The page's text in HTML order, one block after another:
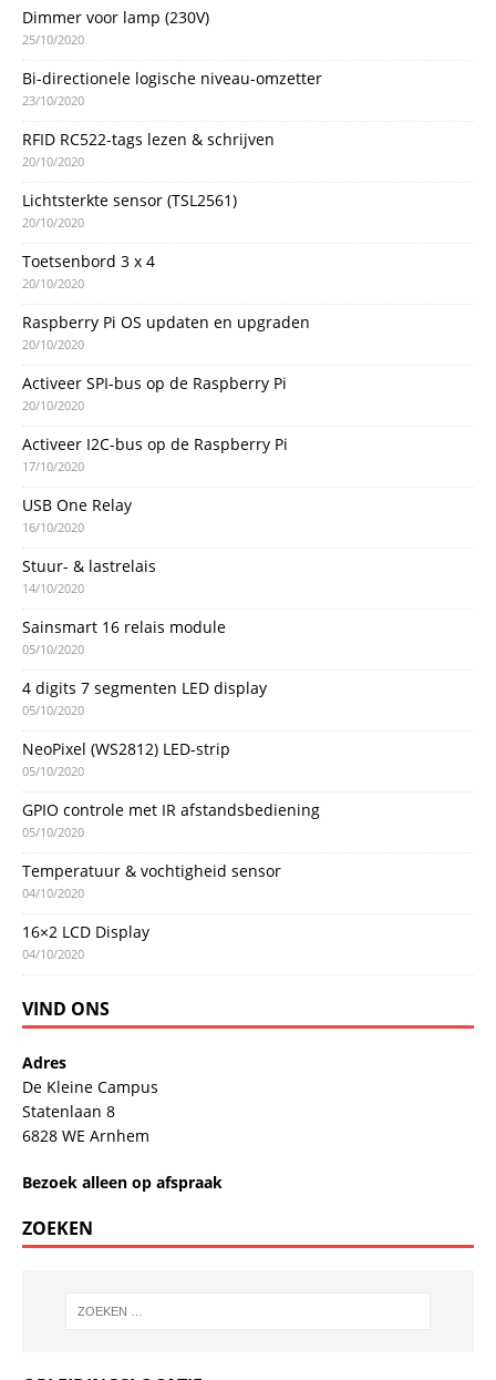
Dimmer voor lamp (230V)
25/10/2020
Bi-directionele logische niveau-omzetter
23/10/2020
RFID RC522-tags lezen & schrijven
20/10/2020
Lichtsterkte sensor (TSL2561)
20/10/2020
Toetsenbord 3 x 4
20/10/2020
Raspberry Pi OS updaten en upgraden
20/10/2020
Activeer SPI-bus op de Raspberry Pi
20/10/2020
Activeer I2C-bus op de Raspberry Pi
17/10/2020
USB One Relay
16/10/2020
Stuur- & lastrelais
14/10/2020
Sainsmart 16 relais module
05/10/2020
4 digits 7 segmenten LED display
05/10/2020
NeoPixel (WS2812) LED-strip
05/10/2020
GPIO controle met IR afstandsbediening
05/10/2020
Temperatuur & vochtigheid sensor
04/10/2020
16×2 LCD Display
04/10/2020
VIND ONS
Adres
De Kleine Campus
Statenlaan 8
6828 WE Arnhem
Bezoek alleen op afspraak
ZOEKEN